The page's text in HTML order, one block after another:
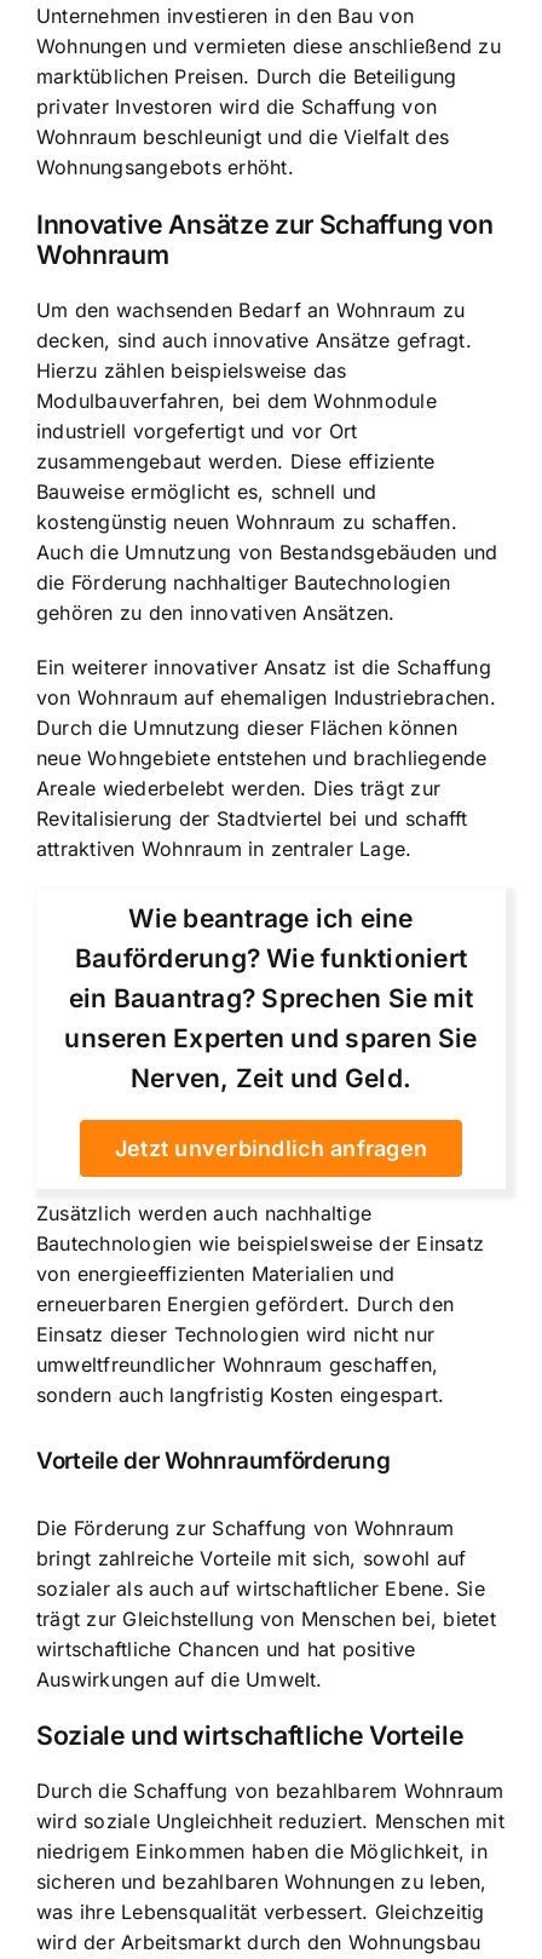
Unternehmen investieren in den Bau von
Wohnungen und vermieten diese anschließend zu
marktüblichen Preisen. Durch die Beteiligung
privater Investoren wird die Schaffung von
Wohnraum beschleunigt und die Vielfalt des
Wohnungsangebots erhöht.
Innovative Ansätze zur Schaffung von
Wohnraum
Um den wachsenden Bedarf an Wohnraum zu
decken, sind auch innovative Ansätze gefragt.
Hierzu zählen beispielsweise das
Modulbauverfahren, bei dem Wohnmodule
industriell vorgefertigt und vor Ort
zusammengebaut werden. Diese effiziente
Bauweise ermöglicht es, schnell und
kostengünstig neuen Wohnraum zu schaffen.
Auch die Umnutzung von Bestandsgebäuden und
die Förderung nachhaltiger Bautechnologien
gehören zu den innovativen Ansätzen.
Ein weiterer innovativer Ansatz ist die Schaffung
von Wohnraum auf ehemaligen Industriebrachen.
Durch die Umnutzung dieser Flächen können
neue Wohngebiete entstehen und brachliegende
Areale wiederbelebt werden. Dies trägt zur
Revitalisierung der Stadtviertel bei und schafft
attraktiven Wohnraum in zentraler Lage.
Wie beantrage ich eine
Bauförderung? Wie funktioniert
ein Bauantrag? Sprechen Sie mit
unseren Experten und sparen Sie
Nerven, Zeit und Geld.
Jetzt unverbindlich anfragen
Zusätzlich werden auch nachhaltige
Bautechnologien wie beispielsweise der Einsatz
von energieeffizienten Materialien und
erneuerbaren Energien gefördert. Durch den
Einsatz dieser Technologien wird nicht nur
umweltfreundlicher Wohnraum geschaffen,
sondern auch langfristig Kosten eingespart.
Vorteile der Wohnraumförderung
Die Förderung zur Schaffung von Wohnraum
bringt zahlreiche Vorteile mit sich, sowohl auf
sozialer als auch auf wirtschaftlicher Ebene. Sie
trägt zur Gleichstellung von Menschen bei, bietet
wirtschaftliche Chancen und hat positive
Auswirkungen auf die Umwelt.
Soziale und wirtschaftliche Vorteile
Durch die Schaffung von bezahlbarem Wohnraum
wird soziale Ungleichheit reduziert. Menschen mit
niedrigem Einkommen haben die Möglichkeit, in
sicheren und bezahlbaren Wohnungen zu leben,
was ihre Lebensqualität verbessert. Gleichzeitig
wird der Arbeitsmarkt durch den Wohnungsbau